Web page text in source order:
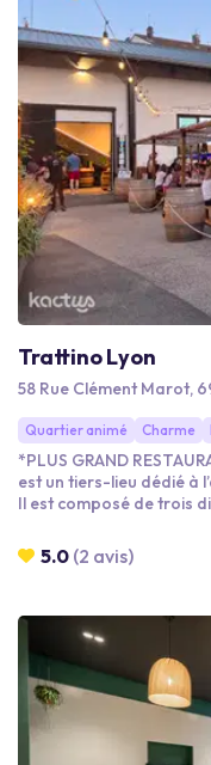
Trattino Lyon
58 Rue Clément Marot,
Quartier animé Charme
*PLUS GRAND
est un tiers-lieu dédié à
Il est composé de trois
culturelle diversifiée. La
responsable : 100%
5.0 (2 avis)